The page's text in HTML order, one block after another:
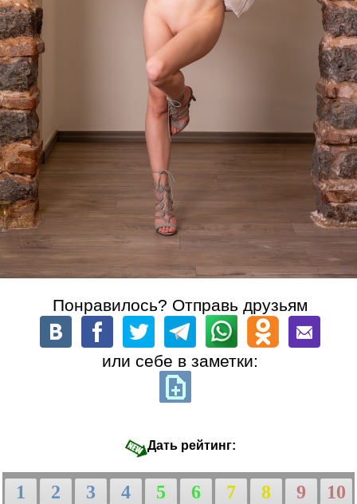
Понравилось? Отправь друзьям
или себе в заметки:
Дать рейтинг:
1 2 3 4 5 6 7 8 9
10